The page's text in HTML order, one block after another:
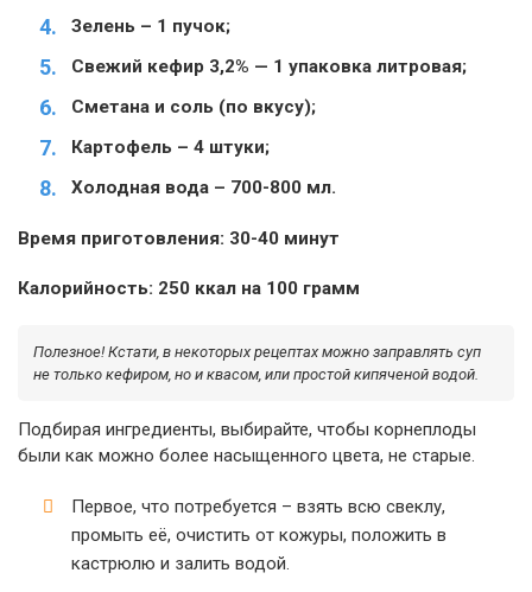
Зелень – 1 пучок;
Свежий кефир 3,2% — 1 упаковка литровая;
Сметана и соль (по вкусу);
Картофель – 4 штуки;
Холодная вода – 700-800 мл.
Время приготовления: 30-40 минут
Калорийность: 250 ккал на 100 грамм
Полезное! Кстати, в некоторых рецептах можно заправлять суп
не только кефиром, но и квасом, или простой кипяченой водой.
Подбирая ингредиенты, выбирайте, чтобы корнеплоды
были как можно более насыщенного цвета, не старые.
Первое, что потребуется – взять всю свеклу,
промыть её, очистить от кожуры, положить в
кастрюлю и залить водой.